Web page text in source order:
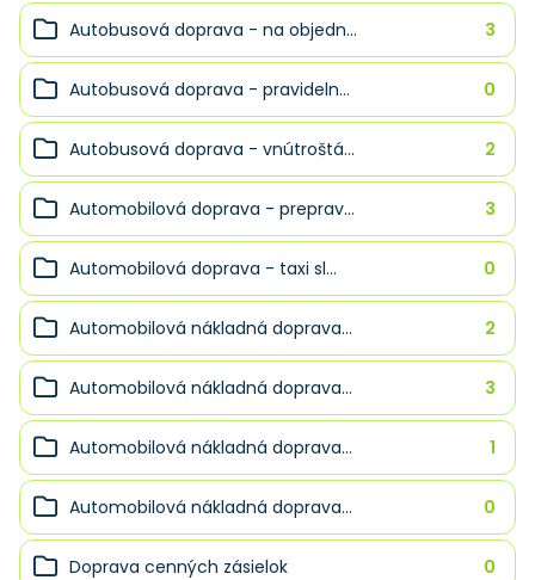
Autobusová doprava - na objedn... 3
Autobusová doprava - pravideln... 0
Autobusová doprava - vnútroštá... 2
Automobilová doprava - preprav... 3
Automobilová doprava - taxi sl... 0
Automobilová nákladná doprava... 2
Automobilová nákladná doprava... 3
Automobilová nákladná doprava... 1
Automobilová nákladná doprava... 0
Doprava cenných zásielok 0